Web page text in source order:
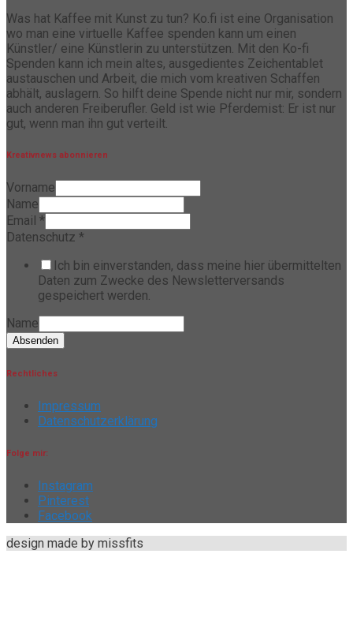
Was hat Kaffee mit Kunst zu tun? Ko.fi ist eine Organisation
wo man eine virtuelle Kaffee spenden kann um einen
Künstler/ eine Künstlerin zu unterstützen. Mit den Ko-fi
Spenden kann ich mein altes, ausgedientes Zeichentablet
austauschen und Arbeit, die mich vom kreativen Schaffen
abhält, auslagern. So hilft deine Spende nicht nur mir, sondern
auch anderen Freiberufler. Geld ist wie Pferdemist: Er ist nur
gut, wenn man ihn gut verteilt.
Kreativnews abonnieren
Vorname
Name
Email *
Datenschutz *
Ich bin einverstanden, dass meine hier übermittelten
Daten zum Zwecke des Newsletterversands
gespeichert werden.
Name
Absenden
Rechtliches
Impressum
Datenschutzerklärung
Folge mir:
Instagram
Pinterest
Facebook
design made by missfits